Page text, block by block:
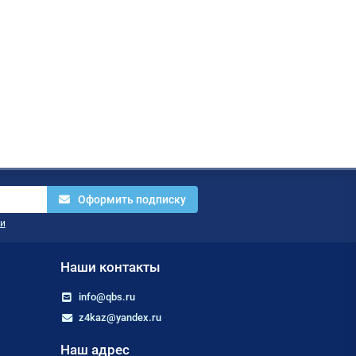
Оформить подписку
Наши контакты
info@qbs.ru
z4kaz@yandex.ru
Наш адрес